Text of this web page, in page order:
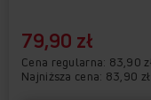
79,90 zł
Cena regularna 83,90
Najniższa cena: 83,90 zł